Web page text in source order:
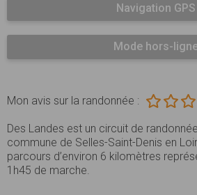
Navigation GPS
Mode hors-
Mon avis sur la randonnée :
Des Landes est un circuit de
commune de Selles-Saint-Denis en
parcours d’environ 6 kilomètres
1h45 de marche.